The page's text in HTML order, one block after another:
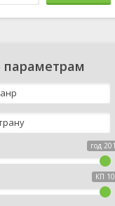
параметрам
год
КП 10